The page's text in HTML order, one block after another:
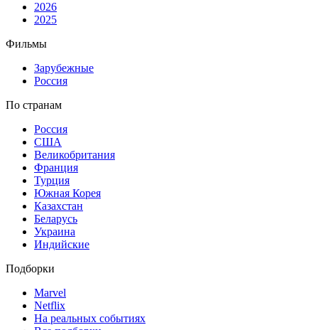
2026
2025
Фильмы
Зарубежные
Россия
По странам
Россия
США
Великобритания
Франция
Турция
Южная Корея
Казахстан
Беларусь
Украина
Индийские
Подборки
Marvel
Netflix
На реальных событиях